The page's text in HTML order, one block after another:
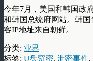
今年7月，美国和韩国政
和韩国总统府网站。韩
客IP地址来自朝鲜。
分类: 业界
标签: U盘窃密, 泄密事件,